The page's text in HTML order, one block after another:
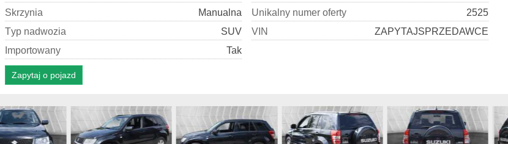
Skrzynia
Manualna
Typ nadwozia
SUV
mportowany Tak
Unika ny numer oferty
2525
V N ZAPYTAJSPRZEDAWCE
Zapytaj o pojazd